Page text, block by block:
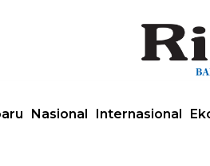
Nasional Internasional